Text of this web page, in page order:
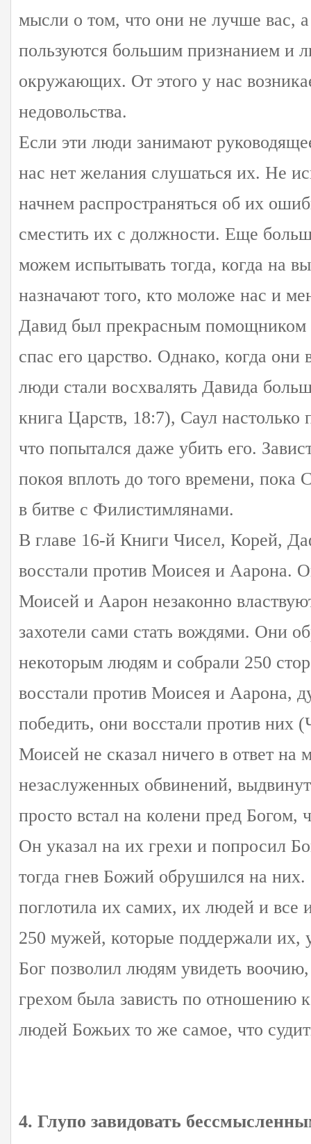
мысли о том, что они не лучше вас,
пользуются большим признанием и
окружающих. От этого у нас
недовольства.
Если эти люди занимают
нас нет желания слушаться их. Не
начнем распространяться об их
сместить их с должности. Еще
можем испытывать тогда, когда на
назначают того, кто моложе нас и
Давид был прекрасным помощником
спас его царство. Однако, когда они
люди стали восхвалять Давида
книга Царств, 18:7), Саул настолько
что попытался даже убить его.
покоя вплоть до того времени, пока
в битве с Филистимлянами.
В главе 16-й Книги Чисел, Корей,
восстали против Моисея и Аарона.
Моисей и Аарон незаконно
захотели сами стать вождями. Они
некоторым людям и собрали 250
восстали против Моисея и Аарона,
победить, они восстали против них
Моисей не сказал ничего в ответ на
незаслуженных обвинений,
просто встал на колени пред Богом,
Он указал на их грехи и попросил
тогда гнев Божий обрушился на них.
поглотила их самих, их людей и все
250 мужей, которые поддержали их,
Бог позволил людям увидеть
грехом была зависть по отношению
людей Божьих то же самое, что
4. Глупо завидовать